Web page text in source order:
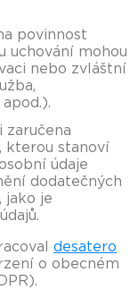
povinnost
uchování mohou
nebo zvláštní
zaručena
kterou stanoví
údaje
dodatečných
jako je
desatero
o obecném